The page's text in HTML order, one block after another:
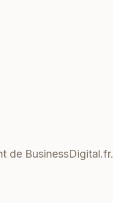
de BusinessDigital.fr.